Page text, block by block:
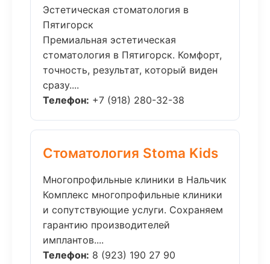
Эстетическая стоматология в
Пятигорск
Премиальная эстетическая
стоматология в Пятигорск. Комфорт,
точность, результат, который виден
сразу....
Телефон: +7 (918) 280-32-38
Стоматология Stoma Kids
Многопрофильные клиники в Нальчик
Комплекс многопрофильные клиники
и сопутствующие услуги. Сохраняем
гарантию производителей
имплантов....
Телефон: 8 (923) 190 27 90